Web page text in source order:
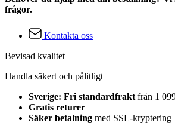
frågor.
Kontakta oss
Bevisad kvalitet
Handla säkert och pålitligt
Sverige: Fri standardfrakt från 1
Gratis returer
Säker betalning med SSL-kryptering